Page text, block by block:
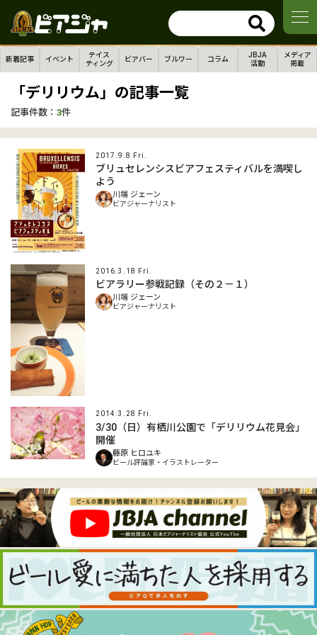
新着記事 イベント
テイス
ティング
ビアバー ブルワー コラム
JBJA
活動
メディア
掲載
「デリリウム」の記事一覧
記事件数： 3件
2017.9.8 Fri.
ブリュセレンシスビアフェスティバルを満喫し
よう
川端 ジェーン
ビアジャーナリスト
2016.3.18 Fri.
ビアラリー参戦記録（その２－１）
川端 ジェーン
ビアジャーナリスト
2014.3.28 Fri.
3/30（日）有栖川公園で「デリリウム花見会」
開催
藤原 ヒロユキ
ビール評論家・イラストレーター